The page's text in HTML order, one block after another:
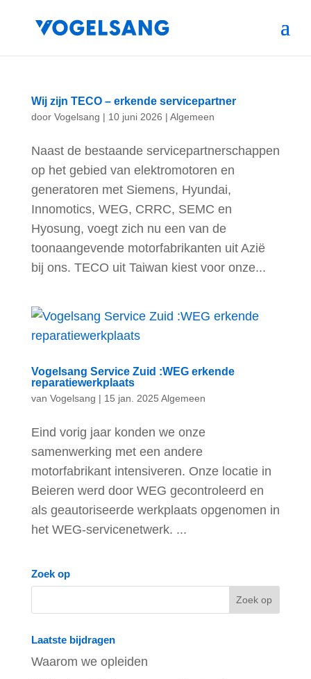
Wij zijn TECO – erkende servicepartner
door Vogelsang | 10 juni 2026 | Algemeen
Naast de bestaande servicepartnerschappen
op het gebied van elektromotoren en
generatoren met Siemens, Hyundai,
Innomotics, WEG, CRRC, SEMC en
Hyosung, voegt zich nu een van de
toonaangevende motorfabrikanten uit Azië
bij ons. TECO uit Taiwan kiest voor onze...
Vogelsang Service Zuid :WEG erkende
reparatiewerkplaats
van Vogelsang | 15 jan. 2025 Algemeen
Eind vorig jaar konden we onze
samenwerking met een andere
motorfabrikant intensiveren. Onze locatie in
Beieren werd door WEG gecontroleerd en
als geautoriseerde werkplaats opgenomen in
het WEG-servicenetwerk. ...
Zoek op
Laatste bijdragen
Waarom we opleiden